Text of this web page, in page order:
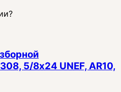
5/8x24 UNEF, AR10,